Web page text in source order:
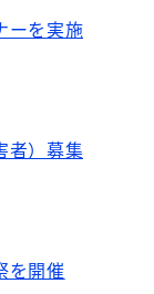
ーを実施
者）募集
を開催